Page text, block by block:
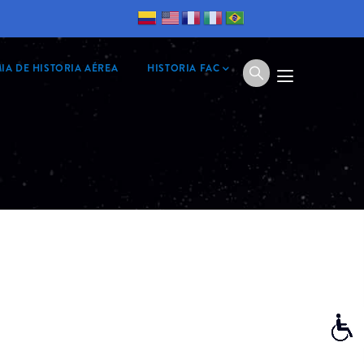
DE HISTORIA AÉREA HISTORIA FAC